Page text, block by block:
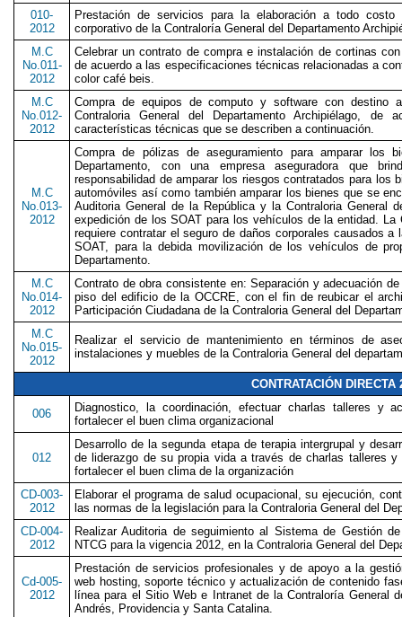
010-
2012
Prestación de servicios para la elaboración a todo costo
corporativo de la Contraloría General del Departamento
M.C
No.011-
2012
Celebrar un contrato de compra e instalación de cortinas
de acuerdo a las especificaciones técnicas relacionadas a
color café beis.
M.C
No.012-
2012
Compra de equipos de computo y software con destino
Contraloria General del Departamento Archipiélago, de
características técnicas que se describen a continuación.
M.C
No.013-
2012
Compra de pólizas de aseguramiento para amparar los
Departamento, con una empresa aseguradora que
responsabilidad de amparar los riesgos contratados para los
automóviles así como también amparar los bienes que se
Auditoria General de la República y la Contraloria General
expedición de los SOAT para los vehículos de la entidad. La
requiere contratar el seguro de daños corporales causados
SOAT, para la debida movilización de los vehículos de
Departamento.
M.C
No.014-
2012
Contrato de obra consistente en: Separación y adecuación
piso del edificio de la OCCRE, con el fin de reubicar el
Participación Ciudadana de la Contraloria General del
M.C
No.015-
2012
Realizar el servicio de mantenimiento en términos de
instalaciones y muebles de la Contraloria General del
CONTRATACIÓN DIRECTA
006
Diagnostico, la coordinación, efectuar charlas talleres y
fortalecer el buen clima organizacional
012
Desarrollo de la segunda etapa de terapia intergrupal y
de liderazgo de su propia vida a través de charlas talleres
fortalecer el buen clima de la organización
CD-003-
2012
Elaborar el programa de salud ocupacional, su ejecución,
las normas de la legislación para la Contraloria General del
CD-004-
2012
Realizar Auditoria de seguimiento al Sistema de Gestión
NTCG para la vigencia 2012, en la Contraloria General del
Cd-005-
2012
Prestación de servicios profesionales y de apoyo a la
web hosting, soporte técnico y actualización de contenido
línea para el Sitio Web e Intranet de la Contraloría General
Andrés, Providencia y Santa Catalina.